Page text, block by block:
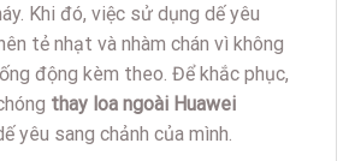
Khi đó, việc sử dụng dế yêu
tẻ nhạt và nhàm chán vì không
động kèm theo. Để khắc phục,
thay loa ngoài Huawei
yêu sang chảnh của mình.